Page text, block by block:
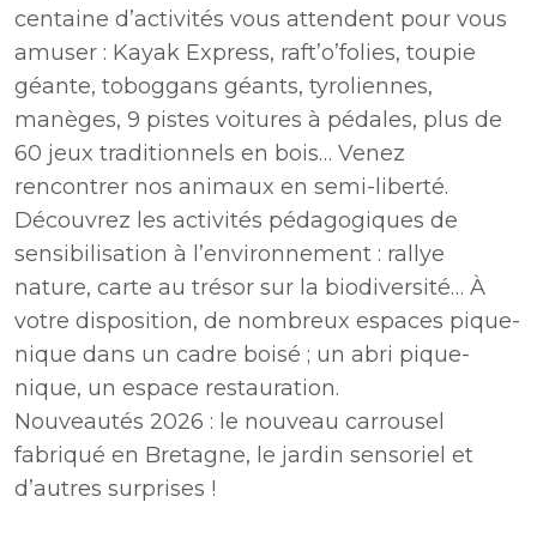
centaine d’activités vous attendent pour vous
amuser : Kayak Express, raft’o’folies, toupie
géante, toboggans géants, tyroliennes,
manèges, 9 pistes voitures à pédales, plus de
60 jeux traditionnels en bois… Venez
rencontrer nos animaux en semi-liberté.
Découvrez les activités pédagogiques de
sensibilisation à l’environnement : rallye
nature, carte au trésor sur la biodiversité… À
votre disposition, de nombreux espaces pique-
nique dans un cadre boisé ; un abri pique-
nique, un espace restauration.
Nouveautés 2026 : le nouveau carrousel
fabriqué en Bretagne, le jardin sensoriel et
d’autres surprises !